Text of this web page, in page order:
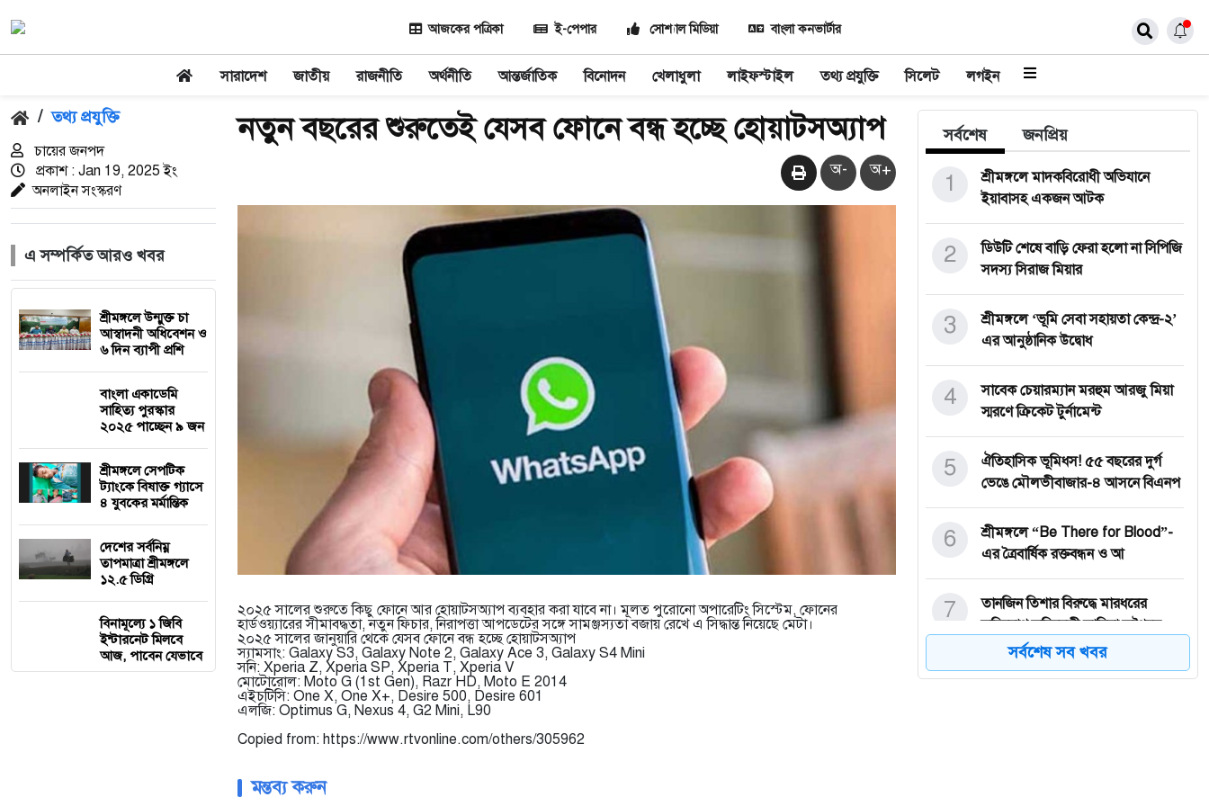
আজকের পত্রিকা ই-পেপার সোশ্যাল মিডিয়া বাংলা কনভার্টার
সারাদেশ জাতীয় রাজনীতি অর্থনীতি আন্তর্জাতিক বিনোদন খেলাধুলা লাইফস্টাইল তথ্য প্রযুক্তি সিলেট লগইন
/ তথ্য প্রযুক্তি
চায়ের জনপদ
প্রকাশ : Jan 19, 2025 ইং
অনলাইন সংস্করণ
এ সম্পর্কিত আরও খবর
শ্রীমঙ্গলে উন্মুক্ত চা
আস্বাদনী অধিবেশন ও
৬ দিন ব্যাপী প্রশি
বাংলা একাডেমি
সাহিত্য পুরস্কার
২০২৫ পাচ্ছেন ৯ জন
শ্রীমঙ্গলে সেপটিক
ট্যাংকে বিষাক্ত গ্যাসে
৪ যুবকের মর্মান্তিক
দেশের সর্বনিম্ন
তাপমাত্রা শ্রীমঙ্গলে
১২.৫ ডিগ্রি
বিনামূল্যে ১ জিবি
ইন্টারনেট মিলবে
আজ, পাবেন যেভাবে
নতুন বছরের শুরুতেই যেসব ফোনে বন্ধ হচ্ছে হোয়াটসঅ্যাপ
অ- অ+
২০২৫ সালের শুরুতে কিছু ফোনে আর হোয়াটসঅ্যাপ ব্যবহার করা যাবে না। মূলত পুরোনো অপারেটিং সিস্টেম, ফোনের
হার্ডওয়্যারের সীমাবদ্ধতা, নতুন ফিচার, নিরাপত্তা আপডেটের সঙ্গে সামঞ্জস্যতা বজায় রেখে এ সিদ্ধান্ত নিয়েছে মেটা।
২০২৫ সালের জানুয়ারি থেকে যেসব ফোনে বন্ধ হচ্ছে হোয়াটসঅ্যাপ
স্যামসাং: Galaxy S3, Galaxy Note 2, Galaxy Ace 3, Galaxy S4 Mini
সনি: Xperia Z, Xperia SP, Xperia T, Xperia V
মোটোরোল: Moto G (1st Gen), Razr HD, Moto E 2014
এইচটিসি: One X, One X+, Desire 500, Desire 601
এলজি: Optimus G, Nexus 4, G2 Mini, L90
Copied from: https://www.rtvonline.com/others/305962
মন্তব্য করুন
সর্বশেষ জনপ্রিয়
শ্রীমঙ্গলে মাদকবিরোধী অভিযানে
ইয়াবাসহ একজন আটক
1
ডিউটি শেষে বাড়ি ফেরা হলো না সিপিজি
সদস্য সিরাজ মিয়ার
2
শ্রীমঙ্গলে ‘ভূমি সেবা সহায়তা কেন্দ্র-২’
এর আনুষ্ঠানিক উদ্বোধ
3
সাবেক চেয়ারম্যান মরহুম আরজু মিয়া
স্মরণে ক্রিকেট টুর্নামেন্ট
4
ঐতিহাসিক ভূমিধস! ৫৫ বছরের দুর্গ
ভেঙে মৌলভীবাজার-৪ আসনে বিএনপ
5
শ্রীমঙ্গলে “Be There for Blood”-
এর ত্রৈবার্ষিক রক্তবন্ধন ও আ
6
তানজিন তিশার বিরুদ্ধে মারধরের
অভিযোগ অভিনেত্রী সামিয়া অথৈরমু
7
শ্রীমঙ্গলে চাঁদাবাজির অভিযোগে
8
সর্বশেষ সব খবর